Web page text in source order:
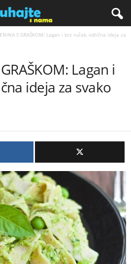
S GRAŠKOM: Lagan i brz ručak, odlična ideja za
Lagan i
ideja za svako